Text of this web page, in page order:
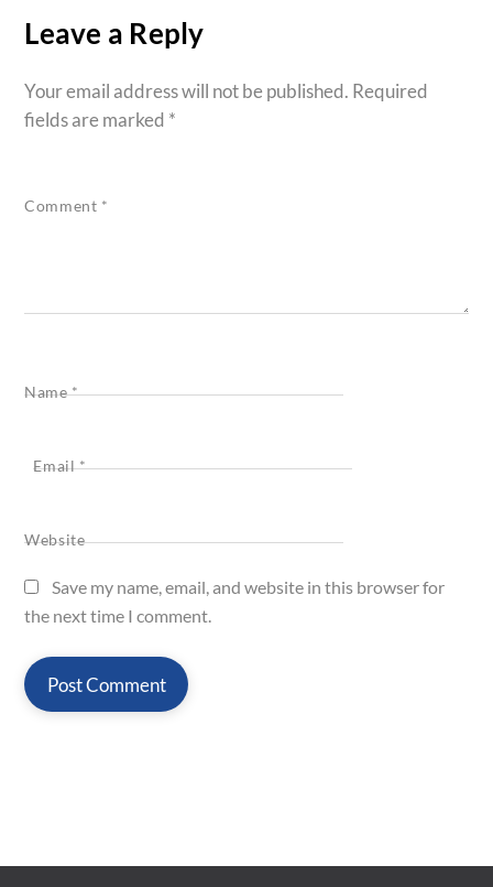
Leave a Reply
Your email address will not be published. Required
fields are marked *
Comment *
Name*
Email*
Website
Save my name, email, and website in this browser for
the next time I comment.